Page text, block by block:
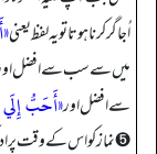
اُجاگر کرنا ہوتا تو یہ لفظ یعنی
میں سے سب سے افضل
سے افضل اور«أَحَبُّ إِلَي
➎ نماز کو اس کے وقت پر